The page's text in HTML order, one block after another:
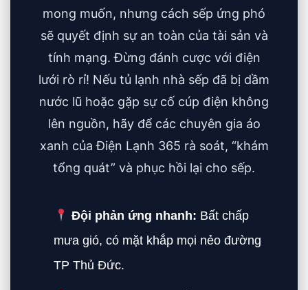
mong muốn, nhưng cách sếp ứng phó
sẽ quyết định sự an toàn của tài sản và
tính mạng. Đừng đánh cược với điện
lưới rò rỉ! Nếu tủ lạnh nhà sếp đã bị dầm
nước lũ hoặc gặp sự cố cúp điện không
lên nguồn, hãy để các chuyên gia áo
xanh của Điện Lạnh 365 rà soát, “khám
tổng quát” và phục hồi lại cho sếp.
Đội phản ứng nhanh: Bất chấp
mưa gió, có mặt khắp mọi nẻo đường
TP Thủ Đức.